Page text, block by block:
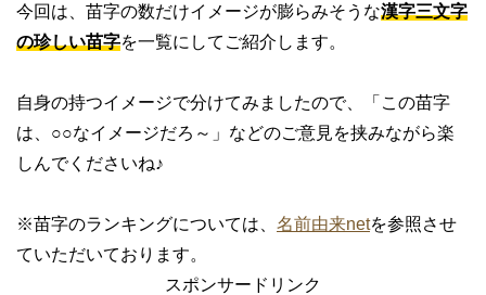
今回は、苗字の数だけイメージが膨らみそうな漢字三文字
の珍しい苗字を一覧にしてご紹介します。
自身の持つイメージで分けてみましたので、「この苗字
は、○○なイメージだろ～」などのご意見を挟みながら楽
しんでくださいね♪
※苗字のランキングについては、 名前由来netを参照させ
ていただいております。
スポンサードリンク